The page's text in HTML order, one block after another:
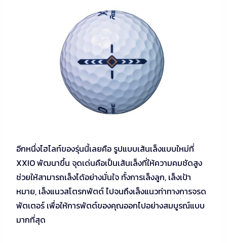
อีกหนึ่งไฮไลท์ของรุ่นนี้เลยคือ รูปแบบเส้นเล็งแบบใหม่ที่
XXIO พัฒนาขึ้น จุดเด่นคือเป็นเส้นเล็งที่ให้ความคมชัดสูง
ช่วยให้สามารถเล็งได้อย่างมั่นใจ ทั้งการเล็งลูก, เล็งเป้า
หมาย, เล็งแนวสโตรกพัตต์ ไปจนถึงเล็งแนวท่าทางการจรด
พัตเตอร์ เพื่อให้การพัตต์ของคุณออกไปอย่างสมบูรณ์แบบ
มากที่สุด